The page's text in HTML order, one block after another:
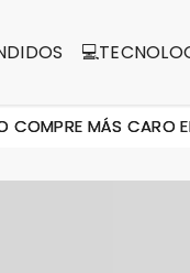
MÁS CARO EN